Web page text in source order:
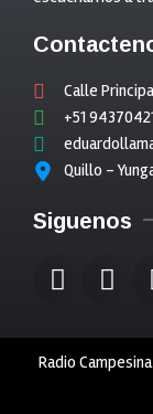
Calle
+51
Quillo -
Siguenos
Radio